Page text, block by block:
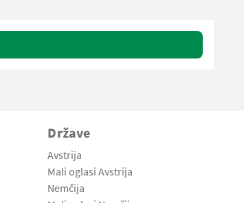
Države
Avstrija
Mali oglasi Avstrija
Nemčija